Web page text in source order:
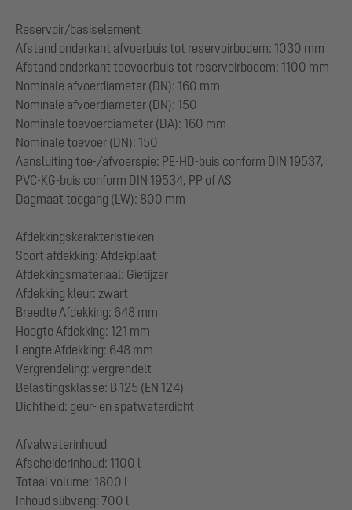
Reservoir/basiselement
Afstand onderkant afvoerbuis tot reservoirbodem: 1030 mm
Afstand onderkant toevoerbuis tot reservoirbodem: 1100 mm
Nominale afvoerdiameter (DN): 160 mm
Nominale afvoerdiameter (DN): 150
Nominale toevoerdiameter (DA): 160 mm
Nominale toevoer (DN): 150
Aansluiting toe-/afvoerspie: PE-HD-buis conform DIN 19537,
PVC-KG-buis conform DIN 19534, PP of AS
Dagmaat toegang (LW): 800 mm
Afdekkingskarakteristieken
Soort afdekking: Afdekplaat
Afdekkingsmateriaal: Gietijzer
Afdekking kleur: zwart
Breedte Afdekking: 648 mm
Hoogte Afdekking: 121 mm
Lengte Afdekking: 648 mm
Vergrendeling: vergrendelt
Belastingsklasse: B 125 (EN 124)
Dichtheid: geur- en spatwaterdicht
Afvalwaterinhoud
Afscheiderinhoud: 1100 l
Totaal volume: 1800 l
Inhoud slibvang: 700 l